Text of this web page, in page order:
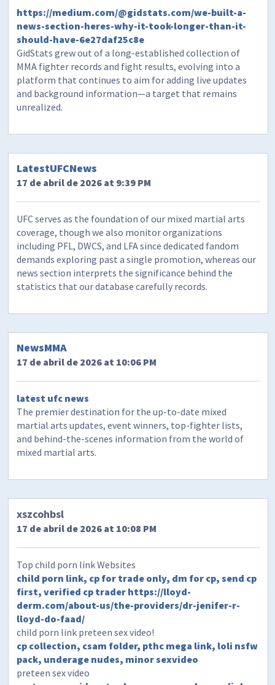
https://medium.com/@gidstats.com/we-built-a-
news-section-heres-why-it-took-longer-than-it-
should-have-6e27daf25c8e
GidStats grew out of a long-established collection of
MMA fighter records and fight results, evolving into a
platform that continues to aim for adding live updates
and background information—a target that remains
unrealized.
LatestUFCNews
17 de abril de 2026 at 9:39 PM
UFC serves as the foundation of our mixed martial arts
coverage, though we also monitor organizations
including PFL, DWCS, and LFA since dedicated fandom
demands exploring past a single promotion, whereas our
news section interprets the significance behind the
statistics that our database carefully records.
NewsMMA
17 de abril de 2026 at 10:06 PM
latest ufc news
The premier destination for the up-to-date mixed
martial arts updates, event winners, top-fighter lists,
and behind-the-scenes information from the world of
mixed martial arts.
xszcohbsl
17 de abril de 2026 at 10:08 PM
Top child porn link Websites
child porn link, cp for trade only, dm for cp, send cp
first, verified cp trader https://lloyd-
derm.com/about-us/the-providers/dr-jenifer-r-
lloyd-do-faad/
child porn link preteen sex video!
cp collection, csam folder, pthc mega link, loli nsfw
pack, underage nudes, minor sexvideo
preteen sex video